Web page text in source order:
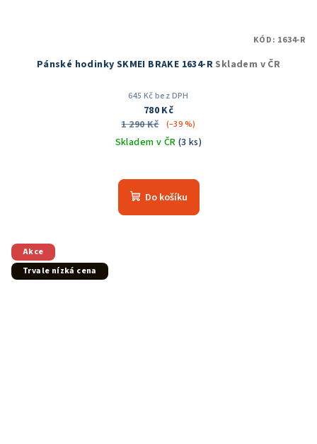
Pánské hodinky SKMEI BRAKE 1634-R Skladem v ČR
645 Kč bez DPH
780 Kč
1 290 Kč
(–39 %)
Skladem v ČR (3 ks)
hodnocení
produktu
Do košíku
KÓD: 1634-R
Akce
Trvale nízká cena